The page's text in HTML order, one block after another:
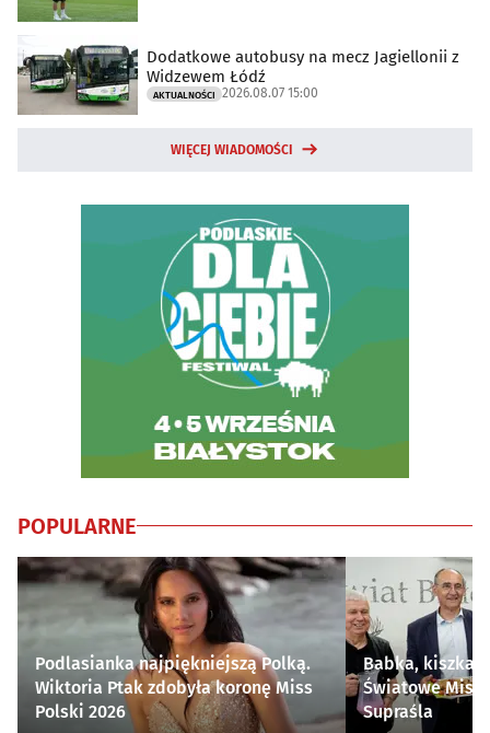
Dodatkowe autobusy na mecz Jagiellonii z
Widzewem Łódź
AKTUALNOŚCI 2026.08.07 15:00
WIĘCEJ WIADOMOŚCI
POPULARNE
Podlasianka najpiękniejszą Polką.
Wiktoria Ptak zdobyła koronę Miss
Polski 2026
Babka, kiszka i
Światowe
Supraśla